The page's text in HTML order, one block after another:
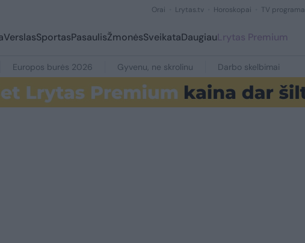
Orai Lrytas.tv Horoskopai TV programa
VerslasSportasPasaulisŽmonėsSveikataDaugiauLrytas Premium
Europos burės 2026 Gyvenu, ne skrolinu Darbo skelbimai